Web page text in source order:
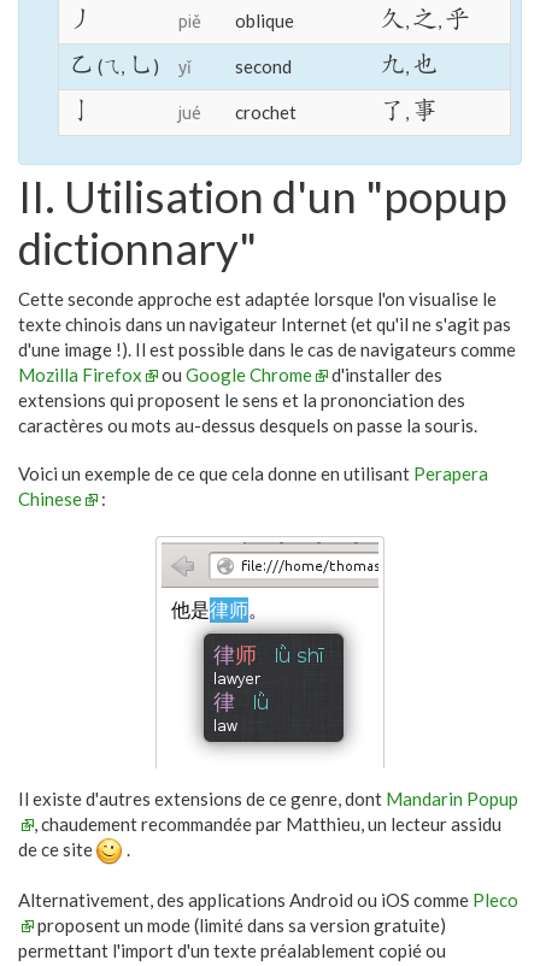
丿
piě oblique 久 之 乎
乙 (⺄, 乚 ) yǐ second 九 也
亅
jué crochet 了 事
II. Utilisation d'un "popup
dictionnary"
Cette seconde approche est adaptée lorsque l'on visualise le
texte chinois dans un navigateur Internet (et qu'il ne s'agit pas
d'une image !). Il est possible dans le cas de navigateurs comme
Mozilla Firefox
ou Google Chrome
d'installer des
extensions qui proposent le sens et la prononciation des
caractères ou mots au-dessus desquels on passe la souris.
Voici un exemple de ce que cela donne en utilisant Perapera
Chinese
:
Il existe d'autres extensions de ce genre, dont Mandarin Popup
, chaudement recommandée par Matthieu, un lecteur assidu
de ce site
Alternativement, des applications Android ou iOS comme Pleco
proposent un mode (limité dans sa version gratuite)
permettant l'import d'un texte préalablement copié ou